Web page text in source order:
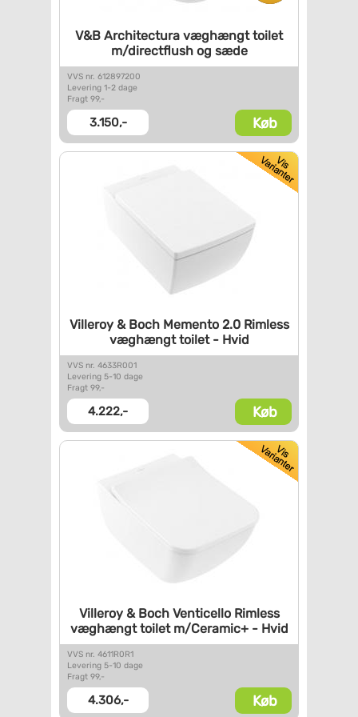
V&B Architectura væghængttoilet
m/directflush og sæde
VVS nr. 612897200
Levering 1-2 dage
Fragt 99,-
3.150,- Køb
Villeroy & Boch Memento 2.0Rimless
væghængt toilet - Hvid
VVS nr. 4633R001
Levering 5-10 dage
Fragt 99,-
4.222,- Køb
Villeroy & Boch VenticelloRimless
væghængt toiletm/Ceramic+ - Hvid
VVS nr. 4611R0R1
Levering 5-10 dage
Fragt 99,-
4.306,- Køb